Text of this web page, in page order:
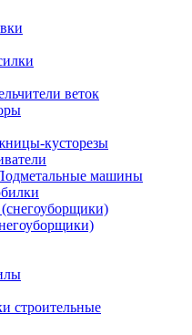
веток
кусторезы
машины
строительные